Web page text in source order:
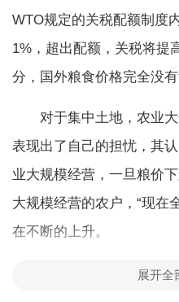
WTO规定的关税配额制
1%，超出配额，关税将提
分，国外粮食价格完全没有
对于集中土地，农业
表现出了自己的担忧，其
业大规模经营，一旦粮价
大规模经营的农户，“现在
在不断的上升。
陈锡文认为，通过发
展开全